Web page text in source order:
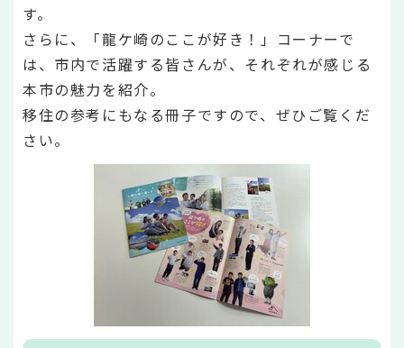
す。
さらに、「龍ケ崎のここが好き！」コーナーで
は、市内で活躍する皆さんが、それぞれが感じる
本市の魅力を紹介。
移住の参考にもなる冊子ですので、ぜひご覧くだ
さい。